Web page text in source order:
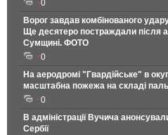
0
Ворог завдав комбінованого
Ще десятеро постраждали після
Сумщині. ФОТО
0
На аеродромі "Гвардійське" в
масштабна пожежа на складі
0
В адміністрації Вучича
Сербії